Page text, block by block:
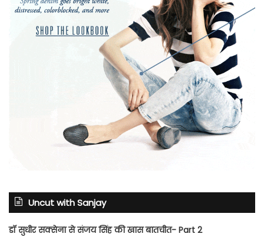
Uncut with Sanjay
डॉ सुधीर सक्सेना से संजय सिंह की खास बातचीत- Part 2